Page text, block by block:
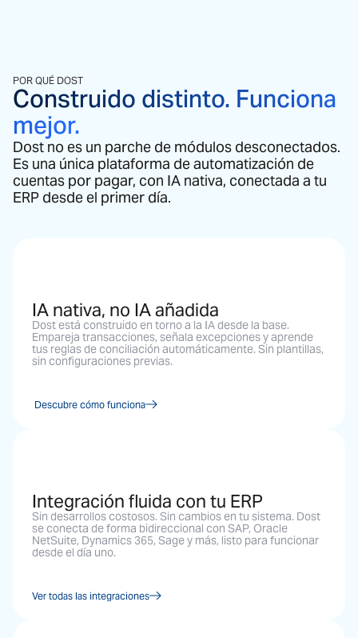
POR QUÉ DOST
Construido distinto. Funciona
mejor.
Dost no es un parche de módulos desconectados.
Es una única plataforma de automatización de
cuentas por pagar, con IA nativa, conectada a tu
ERP desde el primer día.
IA nativa, no IA añadida
Dost está construido en torno a la IA desde la base.
Empareja transacciones, señala excepciones y aprende
tus reglas de conciliación automáticamente. Sin plantillas,
sin configuraciones previas.
Descubre cómo funciona
Integración fluida con tu ERP
Sin desarrollos costosos. Sin cambios en tu sistema. Dost
se conecta de forma bidireccional con SAP, Oracle
NetSuite, Dynamics 365, Sage y más, listo para funcionar
desde el día uno.
Ver todas las integraciones